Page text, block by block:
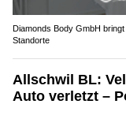
Diamonds Body GmbH
Standorte
Allschwil BL:
Auto verletzt –